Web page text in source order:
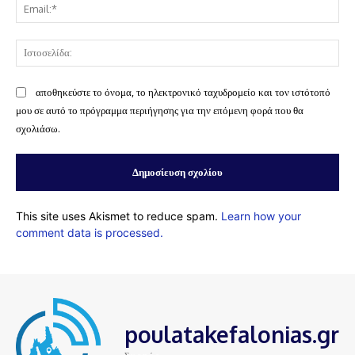
αποθηκεύστε το όνομα, το ηλεκτρονικό ταχυδρομείο και τον ιστότοπό
μου σε αυτό το πρόγραμμα περιήγησης για την επόμενη φορά που θα
σχολιάσω.
This site uses Akismet to reduce spam. Learn how your
comment data is processed.
poulatakefalonias.gr